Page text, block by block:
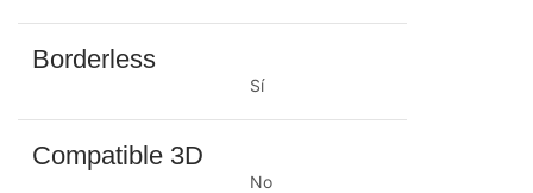
Borderless
Sí
Compatible 3D
No